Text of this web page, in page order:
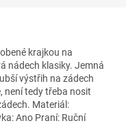
krajkou na
nádech klasiky. Jemná
výstřih na zádech
není tedy třeba nosit
Materiál:
Ano Praní: Ruční